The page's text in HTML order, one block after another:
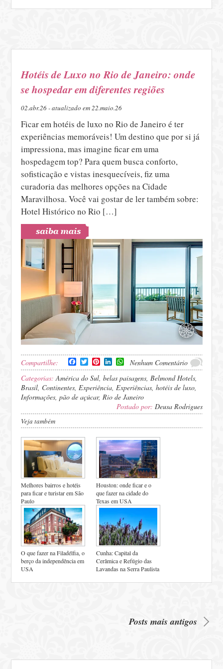
Hotéis de Luxo no Rio de Janeiro: onde
se hospedar em diferentes regiões
02.abr.26 - atualizado em 22.maio.26
Ficar em hotéis de luxo no Rio de Janeiro é ter
experiências memoráveis! Um destino que por si já
impressiona, mas imagine ficar em uma
hospedagem top? Para quem busca conforto,
sofisticação e vistas inesquecíveis, fiz uma
curadoria das melhores opções na Cidade
Maravilhosa. Você vai gostar de ler também sobre:
Hotel Histórico no Rio […]
Compartilhe: Facebook
TwitterPinterestLinkedInWhatsApp
Nenhum Comentário
Categorias:América do Sul,belas paisagens,Belmond Hotels,
Brasil, Continentes,Experiência,Experiências,hotéis de luxo,
Informações,pão de açúcar,Rio de Janeiro
Postado por: Deusa Rodrigues
Veja também
Melhores bairros e hotéis
para ficar e turistar em São
Paulo
Houston: onde ficar e o
que fazer na cidade do
Texas em USA
O que fazer na Filadélfia, o
berço da independência em
USA
Cunha: Capital da
Cerâmica e Refúgio das
Lavandas na Serra Paulista
Posts mais antigos